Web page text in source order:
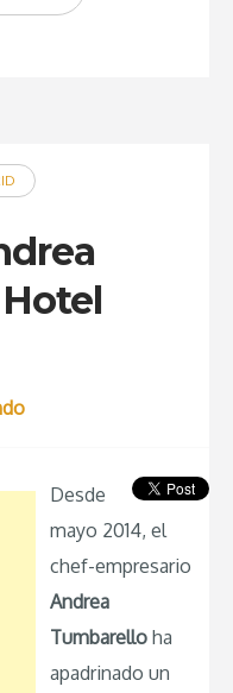
Ruta
decepcionante”
Desde
mayo 2014, el
chef-empresario
Andrea
Tumbarello ha
apadrinado un